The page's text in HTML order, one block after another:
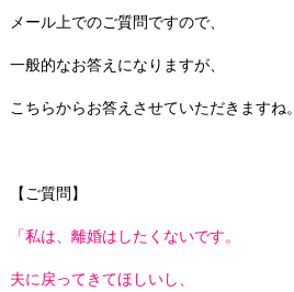
メール上でのご質問ですので、
一般的なお答えになりますが、
こちらからお答えさせていただきますね。
【ご質問】
「私は、離婚はしたくないです。
夫に戻ってきてほしいし、